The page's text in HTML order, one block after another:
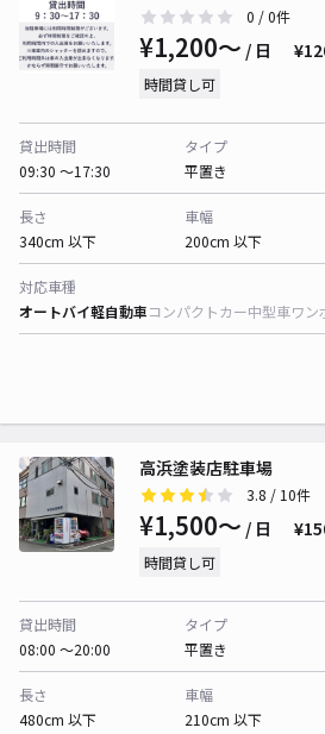
0 / 0件
¥1,200〜 / 日
時間貸し可
貸出時間
09:30 〜17:30
タイプ
平置き
長さ
340cm 以下
車幅
200cm 以下
対応車種
オートバイ軽自動車コンパクトカー中型車ワン
高浜塗装店駐車場
3.8 / 10件
¥1,500〜 / 日
時間貸し可
貸出時間
08:00 〜20:00
タイプ
平置き
長さ
480cm 以下
車幅
210cm 以下